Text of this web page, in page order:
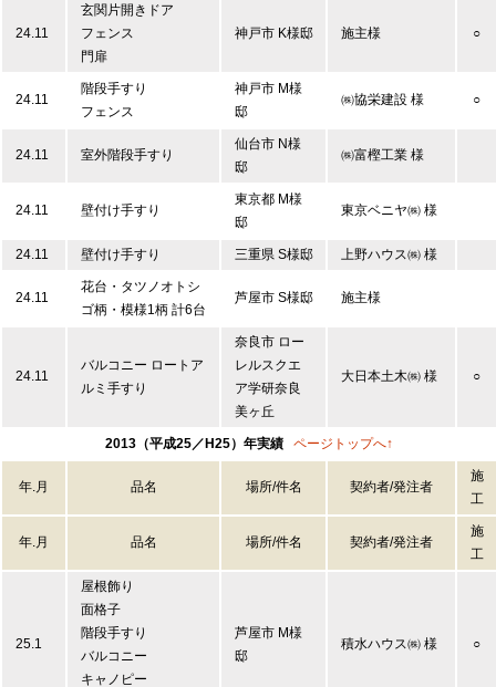
24.11
玄関片開きドア
フェンス
門扉
神戸市 K様邸 施主様 ○
24.11
階段手すり
フェンス
神戸市 M様
邸
㈱協栄建設 様 ○
24.11 室外階段手すり
仙台市 N様
邸
㈱富樫工業 様
24.11 壁付け手すり
東京都 M様
邸
東京ベニヤ㈱ 様
24.11 壁付け手すり 三重県 S様邸 上野ハウス㈱ 様
24.11
花台・タツノオトシ
ゴ柄・模様1柄 計6台
芦屋市 S様邸 施主様
24.11
バルコニー ロートア
ルミ手すり
奈良市 ロー
レルスクエ
ア学研奈良
美ヶ丘
大日本土木㈱ 様 ○
2013（平成25／H25）年実績 ページトップへ↑
年.月 品名 場所/件名 契約者/発注者
施
工
年.月 品名 場所/件名 契約者/発注者
施
工
25.1
屋根飾り
面格子
階段手すり
バルコニー
キャノピー
芦屋市 M様
邸
積水ハウス㈱ 様 ○